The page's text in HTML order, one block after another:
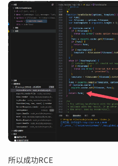
所以成功RCE